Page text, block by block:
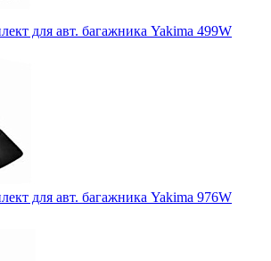
для авт. багажника Yakima 499W
для авт. багажника Yakima 976W